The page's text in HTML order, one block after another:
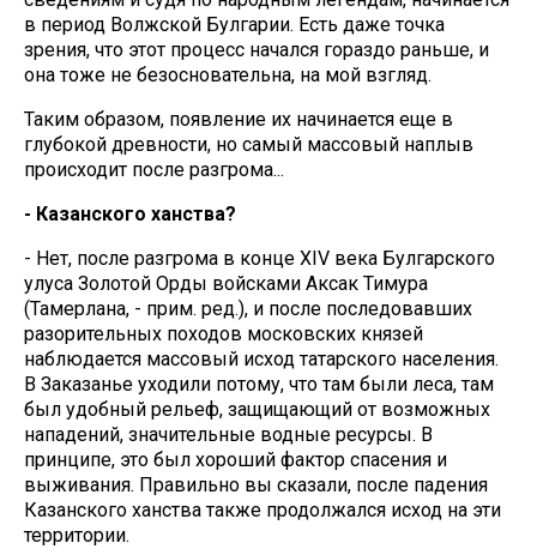
в период Волжской Булгарии. Есть даже точка
зрения, что этот процесс начался гораздо раньше, и
она тоже не безосновательна, на мой взгляд.
Таким образом, появление их начинается еще в
глубокой древности, но самый массовый наплыв
происходит после разгрома...
- Казанского ханства?
- Нет, после разгрома в конце XIV века Булгарского
улуса Золотой Орды войсками Аксак Тимура
(Тамерлана, - прим. ред.), и после последовавших
разорительных походов московских князей
наблюдается массовый исход татарского населения.
В Заказанье уходили потому, что там были леса, там
был удобный рельеф, защищающий от возможных
нападений, значительные водные ресурсы. В
принципе, это был хороший фактор спасения и
выживания. Правильно вы сказали, после падения
Казанского ханства также продолжался исход на эти
территории.